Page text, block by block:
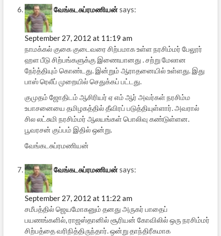
வேங்கடசுப்ரமணியன்says:
September 27, 2012 at 11:19 am
நாமக்கல் குகை குடைவரை சிற்பமாக உள்ள நரசிம்மர் பேலூர்
ஹள பீடு சிற்பங்களுக்கு இணையானது . சற்று மேலான
நேர்த்தியும் கொண்டது. இன்றும் ஆராதனையில் உள்ளது. இது
பாஸ் ரெலீப் முறையில் செதுக்கப் பட்டது.
குமுதம் ஜோதிடம் ஆசிரியர் ஏ எம் ஆர் அவர்கள் நரசிம்ம
உபாசனையை தமிழகத்தில் தீவிரப் படுத்தியுள்ளார். அவரால்
சில லட்சுமி நரசிம்மர் ஆலயங்கள் பொலிவு கண்டுள்ளன.
பூவரசன் குப்பம் இதில் ஒன்று.
வேங்கடசுப்ரமணியன்
வேங்கடசுப்ரமணியன்says:
September 27, 2012 at 11:22 am
சமீபத்தில் ஜெயமோகனும் தனது அருகர் பாதைப்
பயணங்களில், ராஜஸ்தானில் சூரியன் கோவிலில் ஒரு நரசிம்மர்
சிற்பத்தை வரிநித்திருந்தார். ஒன்று தாந்திரீகமாக